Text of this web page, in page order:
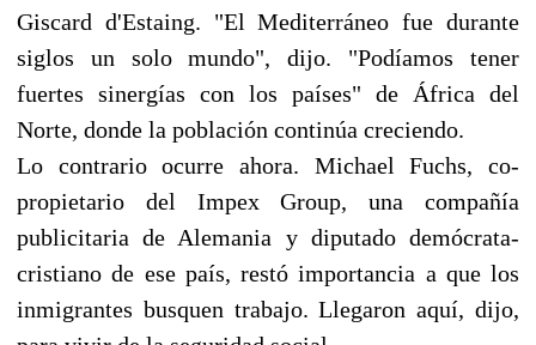
Giscard d'Estaing. "El Mediterráneo fue durante
siglos un solo mundo", dijo. "Podíamos tener
fuertes sinergías con los países" de África del
Norte, donde la población continúa creciendo.
Lo contrario ocurre ahora. Michael Fuchs, co-
propietario del Impex Group, una compañía
publicitaria de Alemania y diputado demócrata-
cristiano de ese país, restó importancia a que los
inmigrantes busquen trabajo. Llegaron aquí, dijo,